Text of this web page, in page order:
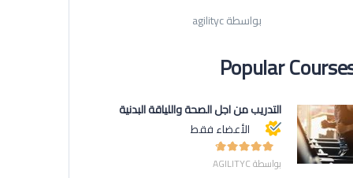
بواسطة agilityc
Popular
التدريب من أجل الصحة واللياقة البدنية
الأعضاء فقط
بواسطة AGILITYC